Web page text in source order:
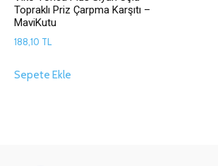
Topraklı Priz Çarpma Karşıtı –
MaviKutu
188,10 TL
Sepete Ekle